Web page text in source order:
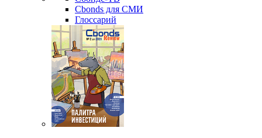
Новости & Research Hub
Новости рынка
Research Hub
Сбондс-ТВ
Cbonds для СМИ
Глоссарий